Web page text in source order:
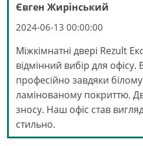
Євген Жирінський
2024-06-13 00:00:00
Міжкімнатні двері Rezult
відмінний вибір для
професійно завдяки
ламінованому покриттю.
зносу. Наш офіс став
стильно.